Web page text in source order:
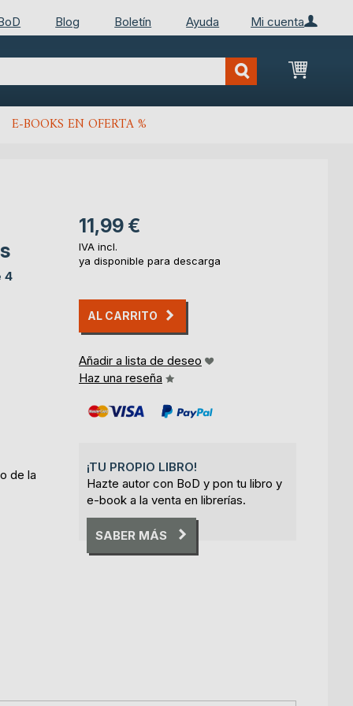
Mi cuenta
Blog Boletín Ayuda
Mi
E-BOOKS EN OFERTA %
4
de la
11,99 €
IVA incl.
ya disponible para descarga
AL CARRITO
Añadir a lista de deseo
Haz una reseña
¡TU PROPIO LIBRO!
Hazte autor con BoD y pon tu libro y
e-book a la venta en librerías.
SABER MÁS